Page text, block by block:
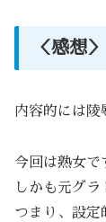
＜感想＞
内容的には陵
今回は熟女で
しかも元グラ
つまり、設定